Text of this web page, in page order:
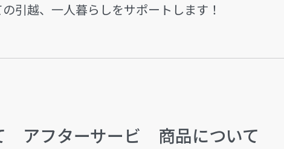
引越、一人暮らしをサポートします！
アフターサービ
商品について